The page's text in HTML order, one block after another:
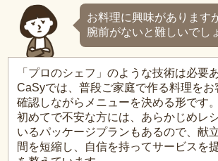
お料理に興味があります
腕前がないと難しいでし
「プロのシェフ」のような技術は必要
CaSyでは、普段ご家庭で作る料理をお
確認しながらメニューを決める形です。
初めてで不安な方には、あらかじめレ
いるパッケージプランもあるので、献
間を短縮し、自信を持ってサービスを